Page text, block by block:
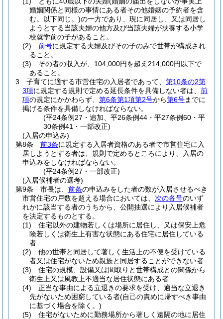
婚姻関係と同様の事情にある者その他婚姻の予約者を含
む。以下同じ。)の一方であり、現に同居し、又は同居し
ようとする当該夫婦の他方及び当該夫婦が扶養する小学
校就学前の子があること。
(2)
前号に規定する夫婦及びその子のみで世帯が構成され
ること。
(3)
その者の収入が、104,000円を超え214,000円以下で
あること。
3
子育てに適する市営住宅の入居者であって、 第10条の2第
3項に規定する規則で定める延長条件を具備しない者は、 前
項の規定にかかわらず、 第6条第1項第2号から第6号までに
掲げる条件を具備しなければならない。
(平24条例27・追加、平26条例44・平27条例60・平
30条例41・一部改正)
(入居の申込み)
第8条
前3条に規定する入居者資格のある者で市営住宅に入
居しようとする者は、規則で定めるところにより、入居の
申込みをしなければならない。
(平24条例27・一部改正)
(入居候補者の選考)
第9条
市長は、 前条の申込みをした者の数が入居させるべき
市営住宅の戸数を超える場合においては、 次の各号のいず
れかに該当する者のうちから、公開抽選により入居候補者
を決定するものとする。
(1)
住宅以外の建物若しくは場所に居住し、又は保安上危
険若しくは衛生上有害な状態にある住宅に居住している
者
(2)
他の世帯と同居して著しく生活上の不便を受けている
者又は住宅がないため親族と同居することができない者
(3)
住宅の規模、設備又は間取りと世帯構成との関係から
衛生上又は風教上不適当な居住状態にある者
(4)
正当な事由による立退きの要求を受け、適当な立退き
先がないため困窮している者(自己の責めに帰すべき事由
に基づく場合を除く。)
(5)
住宅がないために勤務場所から著しく遠隔の地に居住